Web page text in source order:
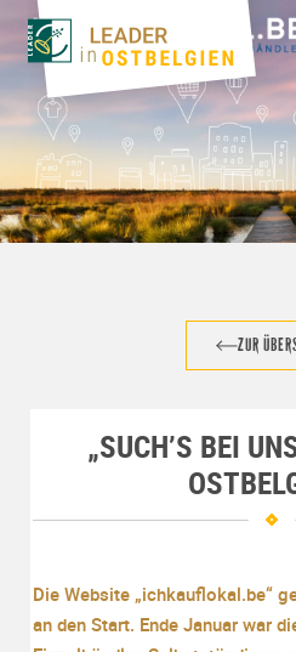
ZUR
„SUCH’S BEI
Die Website „ichkauflokal.be“
an den Start. Ende Januar war